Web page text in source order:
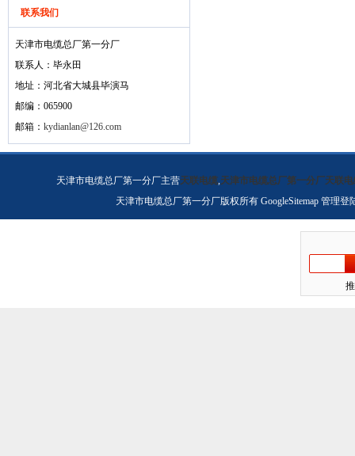
联系我们
天津市电缆总厂第一分厂
联系人：毕永田
地址：河北省大城县毕演马
邮编：065900
邮箱： kydianlan@126.com
天津市电缆总厂第一分厂主营天联电缆,天津市电缆总厂第一分厂天联电
天津市电缆总厂第一分厂版权所有 GoogleSitemap 管理登